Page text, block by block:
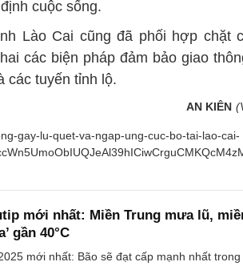
cuộc sống.
Lào Cai cũng đã phối hợp chặt
các biện pháp đảm bảo giao
các tuyến tỉnh lộ.
AN KIÊN
gay-lu-quet-va-ngap-ung-cuc-bo-tai-lao-cai-
mới nhất: Miền Trung mưa lũ,
gần 40°C
mới nhất: Bão sẽ đạt cấp mạnh nhất